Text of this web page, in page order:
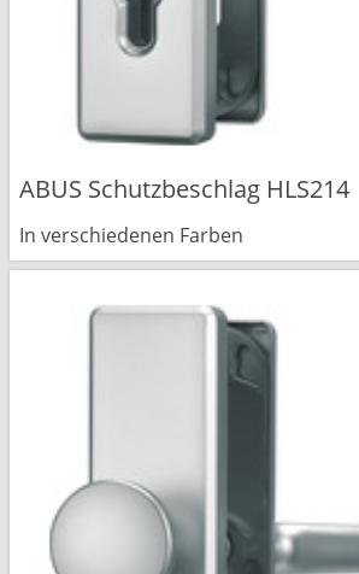
ABUS Schutzbeschlag HLS214
In verschiedenen Farben